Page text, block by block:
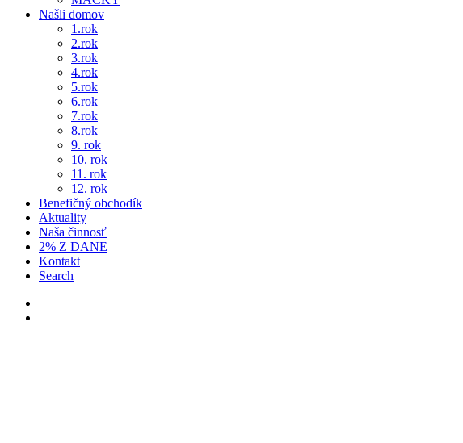
Našli domov
1.rok
2.rok
3.rok
4.rok
5.rok
6.rok
7.rok
8.rok
9. rok
10. rok
11. rok
12. rok
Benefičný obchodík
Aktuality
Naša činnosť
2% Z DANE
Kontakt
Search